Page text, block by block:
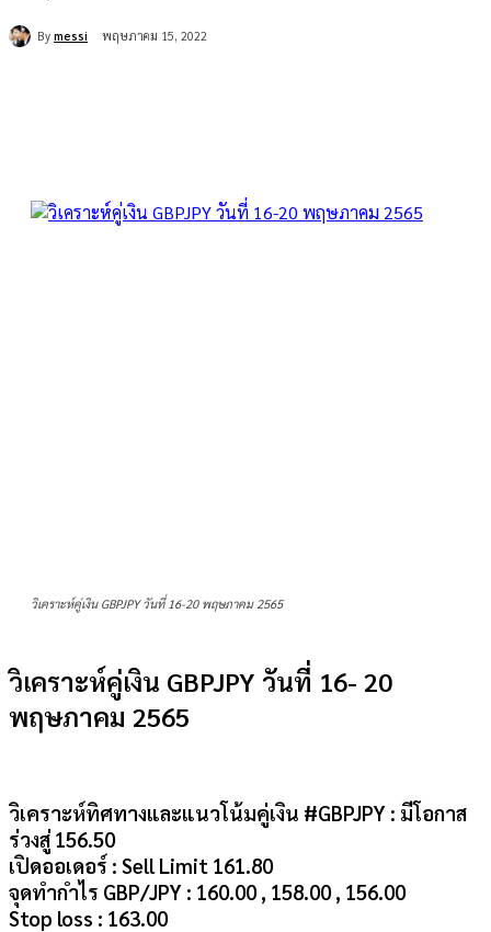
By messi พฤษภาคม 15, 2022
วิเคราะห์คู่เงิน GBPJPY วันที่ 16-20 พฤษภาคม 2565
วิเคราะห์คู่เงิน GBPJPY วันที่ 16- 20
พฤษภาคม 2565
วิเคราะห์ทิศทางและแนวโน้มคู่เงิน #GBPJPY : มีโอกาส
ร่วงสู่ 156.50
เปิดออเดอร์ : Sell Limit 161.80
จุดทำกำไร GBP/JPY : 160.00 , 158.00 , 156.00
Stop loss : 163.00